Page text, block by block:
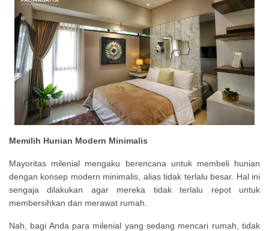
Memilih Hunian Modern Minimalis
Mayoritas milenial mengaku berencana untuk membeli hunian
dengan konsep modern minimalis, alias tidak terlalu besar. Hal ini
sengaja dilakukan agar mereka tidak terlalu repot untuk
membersihkan dan merawat rumah.
Nah, bagi Anda para milenial yang sedang mencari rumah, tidak